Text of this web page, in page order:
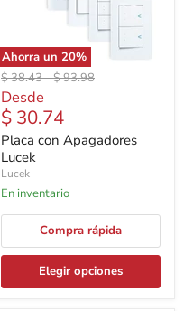
Ahorra un 20%
Precio
original
$ 38.43-Precio
$ 93.98
Desde
$ 30.74
Placa con Apagadores
Lucek
Lucek
En inventario
Compra rápida
Elegir opciones